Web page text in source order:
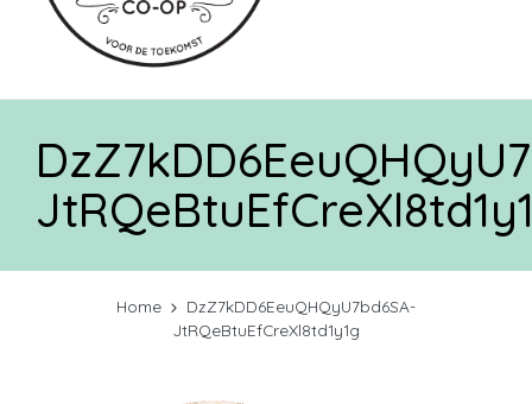
Home
DzZ7kDD6EeuQHQyU7bd6SA-
JtRQeBtuEfCreXl8td1y1g